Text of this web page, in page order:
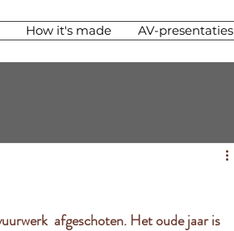
How it's made AV-presentaties